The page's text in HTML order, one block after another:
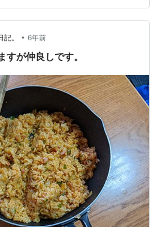
トブラウニーについて 湯煎とは？
ー ・クリームスパゲッティー ・ほ
・温野菜サラダ （幼児メニュー
。 • 6年前
すが仲良しです。